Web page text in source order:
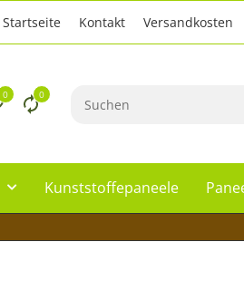
Startseite Kontakt Versandkosten
0 0
Kunststoffepaneele